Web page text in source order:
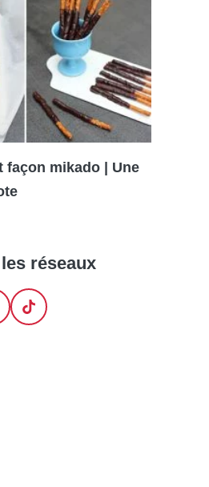
façon mikado | Une
réseaux